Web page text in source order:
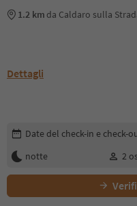
1.2 km da Caldaro sulla
Dettagli
Modifica i dettagli della
Date del check-in e check-
notte
2